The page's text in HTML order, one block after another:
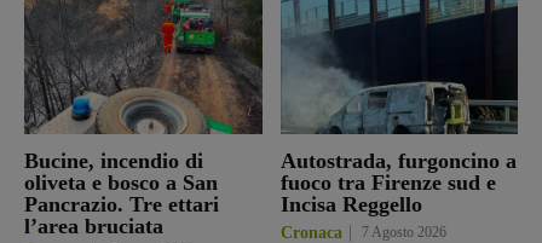
Bucine, incendio di
oliveta e bosco a San
Pancrazio. Tre ettari
l’area bruciata
Autostrada, furgoncino a
fuoco tra Firenze sud e
Incisa Reggello
Cronaca 7 Agosto 2026